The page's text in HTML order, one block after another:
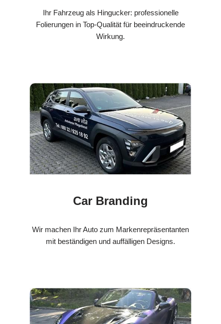
Ihr Fahrzeug als Hingucker: professionelle
Folierungen in Top-Qualität für beeindruckende
Wirkung.
Car Branding
Wir machen Ihr Auto zum Markenrepräsentanten
mit beständigen und auffälligen Designs.